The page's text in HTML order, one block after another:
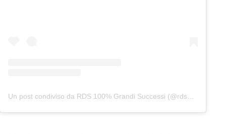
Un post condiviso da RDS 100% Grandi Successi (@rds_official)